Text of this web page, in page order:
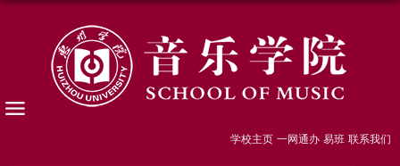
学校主页 一网通办 易班 联系我们